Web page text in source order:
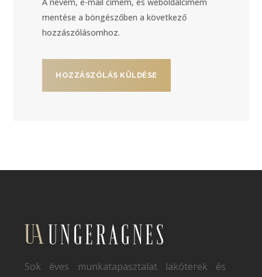
mentése a böngészőben a következő
hozzászólásomhoz.
Sok éves munkatapasztalat lakóterek és